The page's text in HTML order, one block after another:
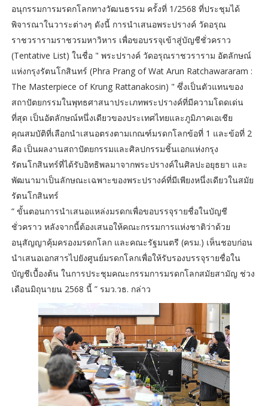
อนุกรรมการมรดกโลกทางวัฒนธรรม ครั้งที่ 1/2568 ที่ประชุมได้
พิจารณาในวาระต่างๆ ดังนี้ การนำเสนอพระปรางค์ วัดอรุณ
ราชวรารามราชวรมหาวิหาร เพื่อขอบรรจุเข้าสู่บัญชีชั่วคราว
(Tentative List) ในชื่อ " พระปรางค์ วัดอรุณราชวราราม อัตลักษณ์
แห่งกรุงรัตนโกสินทร์ (Phra Prang of Wat Arun Ratchawararam :
The Masterpiece of Krung Rattanakosin) " ซึ่งเป็นตัวแทนของ
สถาปัตยกรรมในพุทธศาสนาประเภทพระปรางค์ที่มีความโดดเด่น
ที่สุด เป็นอัตลักษณ์หนึ่งเดียวของประเทศไทยและภูมิภาคเอเชีย
คุณสมบัติที่เลือกนำเสนอตรงตามเกณฑ์มรดกโลกข้อที่ 1 และข้อที่ 2
คือ เป็นผลงานสถาปัตยกรรมและศิลปกรรมชิ้นเอกแห่งกรุง
รัตนโกสินทร์ที่ได้รับอิทธิพลมาจากพระปรางค์ในศิลปะอยุธยา และ
พัฒนามาเป็นลักษณะเฉพาะของพระปรางค์ที่มีเพียงหนึ่งเดียวในสมัย
รัตนโกสินทร์
“ ขั้นตอนการนำเสนอแหล่งมรดกเพื่อขอบรรจุรายชื่อในบัญชี
ชั่วคราว หลังจากนี้ต้องเสนอให้คณะกรรมการแห่งชาติว่าด้วย
อนุสัญญาคุ้มครองมรดกโลก และคณะรัฐมนตรี (ครม.) เห็นชอบก่อน
นำเสนอเอกสารไปยังศูนย์มรดกโลกเพื่อให้รับรองบรรจุรายชื่อใน
บัญชีเบื้องต้น ในการประชุมคณะกรรมการมรดกโลกสมัยสามัญ ช่วง
เดือนมิถุนายน 2568 นี้ ” รมว.วธ. กล่าว